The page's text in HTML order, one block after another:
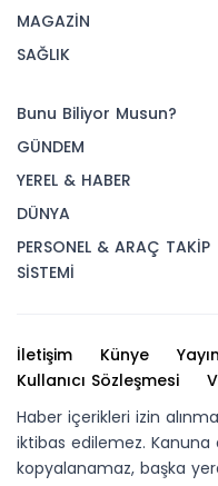
MAGAZİN
SAĞLIK
Bunu Biliyor Musun?
GÜNDEM
YEREL & HABER
DÜNYA
PERSONEL & ARAÇ TAKİP
SİSTEMİ
İletişim Künye
Kullanıcı Sözleşmesi
Haber içerikleri izin
iktibas edilemez. Kanuna
kopyalanamaz, başka